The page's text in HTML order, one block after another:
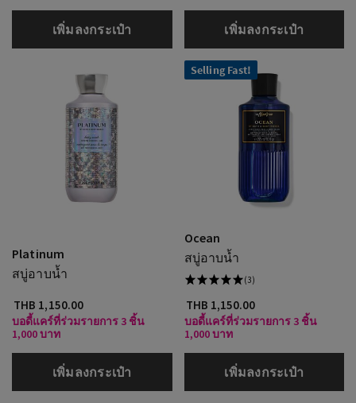
เพิ่มลงกระเป๋า เพิ่มลงกระเป๋า
Platinum
สบู่อาบน้ำ
THB 1,150.00
บอดี้แคร์ที่ร่วมรายการ 3 ชิ้น
1,000 บาท
เพิ่มลงกระเป๋า
Selling Fast!
Ocean
สบู่อาบน้ำ
(3)
THB 1,150.00
บอดี้แคร์ที่ร่วมรายการ 3 ชิ้น
1,000 บาท
เพิ่มลงกระเป๋า